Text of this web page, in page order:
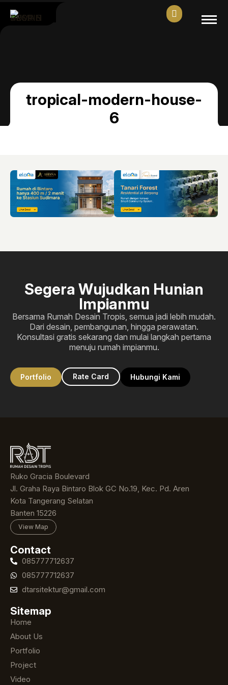
tropical-modern-house-
6
Segera Wujudkan Hunian
Impianmu
Bersama Rumah Desain Tropis, semua jadi lebih mudah.
Dari desain, pembangunan, hingga perawatan.
Konsultasi gratis sekarang dan mulai langkah pertama
menuju rumah impianmu.
Portfolio Rate Card Hubungi Kami
Ruko Gracia Boulevard
Jl. Graha Raya Bintaro Blok GC No.19, Kec. Pd. Aren
Kota Tangerang Selatan
Banten 15226
View Map
Contact
085777712637
085777712637
dtarsitektur@gmail.com
Sitemap
Home
About Us
Portfolio
Project
Video